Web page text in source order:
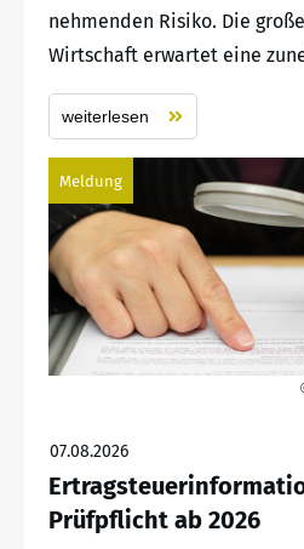
nehmenden Risiko. Die
Wirtschaft erwartet eine
weiterlesen
Meldung
07.08.2026
Prüfpflicht ab 2026